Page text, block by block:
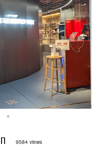
9584 views